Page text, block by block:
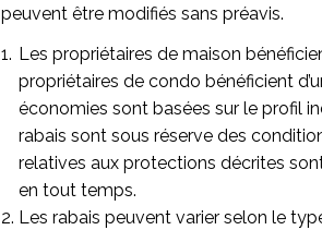
peuvent être modifiés sans préavis.
Les propriétaires de maison
propriétaires de condo bénéficient
économies sont basées sur le profil
rabais sont sous réserve des
relatives aux protections décrites
en tout temps.
Les rabais peuvent varier selon le